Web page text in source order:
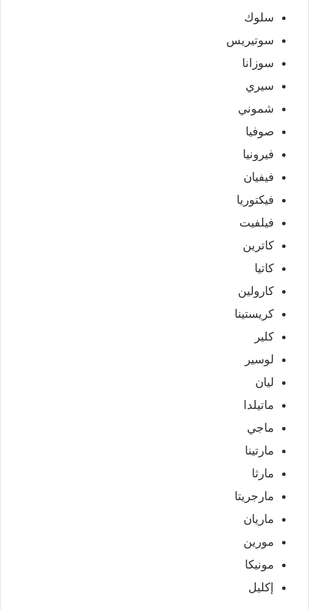
سلوك
سوتيريس
سوزانا
سيري
شموني
صوفيا
فيرونيا
فيفيان
فيكتوريا
فيلفيت
كاترين
كاتيا
كارولين
كريستينا
كلير
لوسير
ليان
ماتيلدا
ماجي
مارتينا
مارثا
مارجريتا
ماريان
مورين
مونيكا
إكليل